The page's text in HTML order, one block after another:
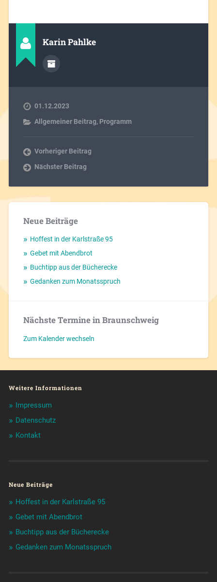
Karin Pahlke
01.12.2023
Allgemeiner Beitrag, Programm
Vorheriger Beitrag
Nächster Beitrag
Neue Beiträge
Hoffest in der Karlstraße 95
Gebet mit Abendbrot
Buchtipp aus der Bücherecke
Gedanken zum Monatsspruch
Nächste Termine in Braunschweig
Zum Kalender wechseln
Weitere Informationen
Impressum
Datenschutz
Kontakt
Neue Beiträge
Hoffest in der Karlstraße 95
Gebet mit Abendbrot
Buchtipp aus der Bücherecke
Gedanken zum Monatsspruch